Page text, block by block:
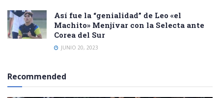
Así fue la “genialidad” de Leo «el
Machito» Menjívar con la Selecta ante
Corea del Sur
JUNIO 20, 2023
Recommended